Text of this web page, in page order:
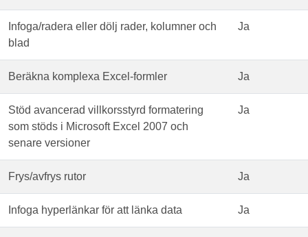
Infoga/radera eller dölj rader, kolumner och
blad
Ja
Beräkna komplexa Excel-formler Ja
Stöd avancerad villkorsstyrd formatering
som stöds i Microsoft Excel 2007 och
senare versioner
Ja
Frys/avfrys rutor Ja
Infoga hyperlänkar för att länka data Ja